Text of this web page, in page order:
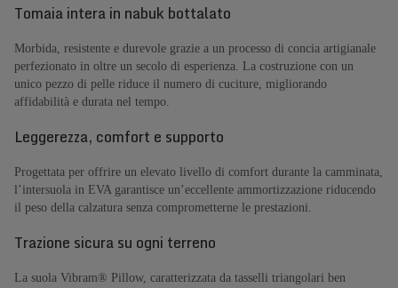
Tomaia intera in nabuk bottalato
Morbida, resistente e durevole grazie a un processo di concia artigianale
perfezionato in oltre un secolo di esperienza. La costruzione con un
unico pezzo di pelle riduce il numero di cuciture, migliorando
affidabilità e durata nel tempo.
Leggerezza, comfort e supporto
Progettata per offrire un elevato livello di comfort durante la camminata,
l’intersuola in EVA garantisce un’eccellente ammortizzazione riducendo
il peso della calzatura senza comprometterne le prestazioni.
Trazione sicura su ogni terreno
La suola Vibram® Pillow, caratterizzata da tasselli triangolari ben